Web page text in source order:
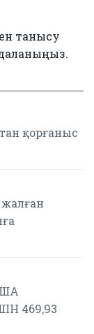
танысу
қорғаныс
469,93